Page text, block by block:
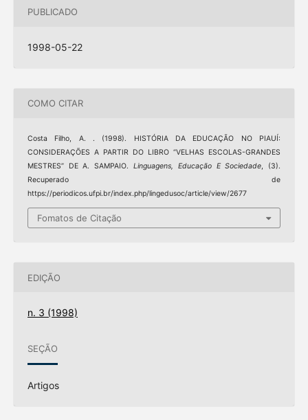
PUBLICADO
1998-05-22
COMO CITAR
Costa Filho, A. . (1998). HISTÓRIA DA EDUCAÇÃO NO PIAUÍ:
CONSIDERAÇÕES A PARTIR DO LIBRO “VELHAS ESCOLAS-GRANDES
MESTRES” DE A. SAMPAIO. Linguagens, Educação E Sociedade, (3).
Recuperado de
https://periodicos.ufpi.br/index.php/lingedusoc/article/view/2677
Fomatos de Citação
EDIÇÃO
n. 3 (1998)
SEÇÃO
Artigos